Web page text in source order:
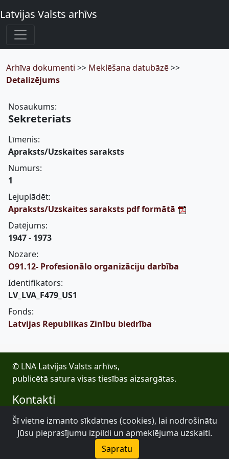
Latvijas Valsts arhīvs
Arhīva dokumenti >> Meklēšana datubāzē>>
Detalizējums
Nosaukums:
Sekreteriats
Līmenis:
Apraksts/Uzskaites saraksts
Numurs:
1
Lejuplādēt:
Apraksts/Uzskaites saraksts pdf formātā
Datējums:
1947 - 1973
Nozare:
O91.12- Profesionālo organizāciju darbība
Identifikators:
LV_LVA_F479_US1
Fonds:
Latvijas Republikas Zinību biedrība
© LNA Latvijas Valsts arhīvs,
publicētā satura visas tiesības aizsargātas.
Kontakti
E-pasts: lva@arhivi.gov.lv
Tālrunis: +371 20027447
Bezdelīgu 1A, Rīga
Šī vietne izmanto sīkdatnes (cookies), lai nodrošinātu
Jūsu pieprasījumu izpildi un apmeklējuma uzskaiti.
Sapratu